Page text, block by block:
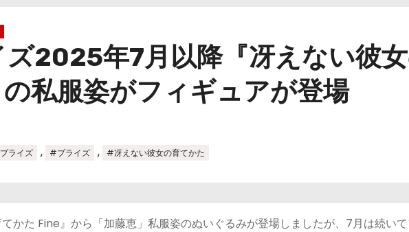
ズ2025年7月以降『冴えない彼
の私服姿がフィギュアが登場
ライズ , #プライズ , #冴えない彼女の育てかた
かた Fine』から「加藤恵」私服姿のぬいぐるみが登場しましたが、7月は続い